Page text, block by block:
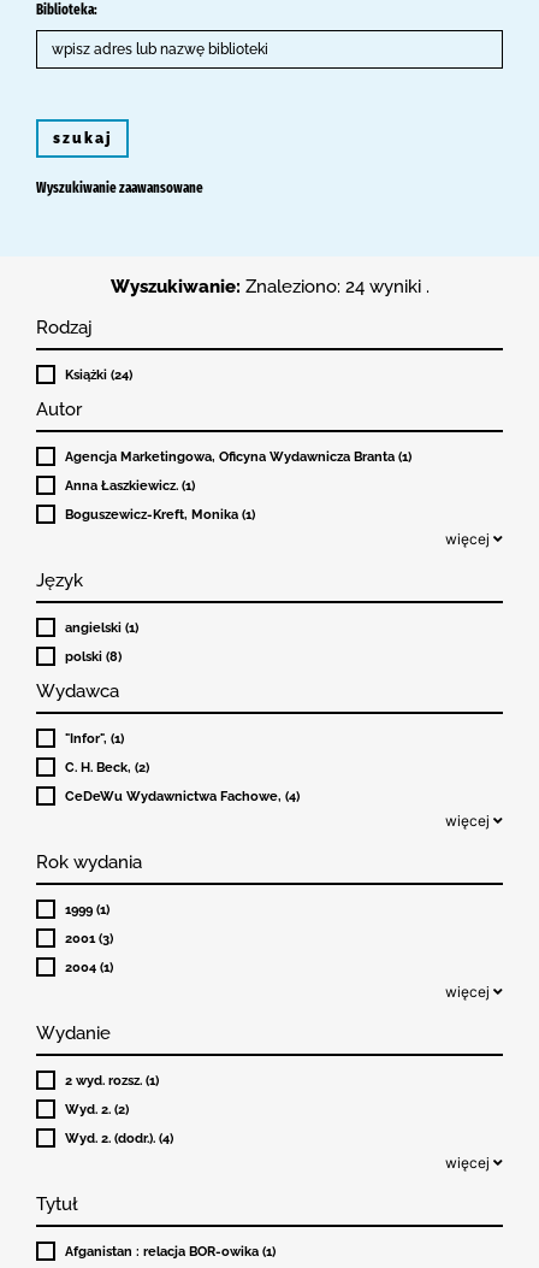
Biblioteka:
szukaj
Wyszukiwanie zaawansowane
Wyszukiwanie: Znaleziono: 24 wyniki .
Rodzaj
Książki (24)
Autor
Agencja Marketingowa, Oficyna Wydawnicza Branta (1)
Anna Łaszkiewicz. (1)
Boguszewicz-Kreft, Monika (1)
więcej
Język
angielski (1)
polski (8)
Wydawca
"Infor", (1)
C. H. Beck, (2)
CeDeWu Wydawnictwa Fachowe, (4)
więcej
Rok wydania
1999 (1)
2001 (3)
2004 (1)
więcej
Wydanie
2 wyd. rozsz. (1)
Wyd. 2. (2)
Wyd. 2. (dodr.). (4)
więcej
Tytuł
Afganistan : relacja BOR-owika (1)